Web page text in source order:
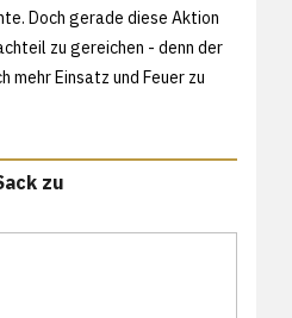
Doch gerade diese Aktion
zu gereichen - denn der
mehr Einsatz und Feuer zu
zu